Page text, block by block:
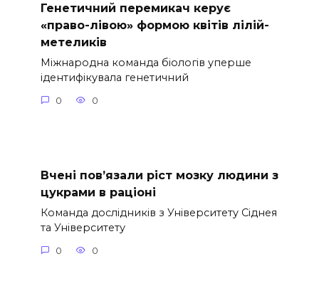
Генетичний перемикач керує
«право-лівою» формою квітів лілій-
метеликів
Міжнародна команда біологів уперше
ідентифікувала генетичний
0 0
Вчені пов’язали ріст мозку людини з
цукрами в раціоні
Команда дослідників з Університету Сіднея
та Університету
0 0